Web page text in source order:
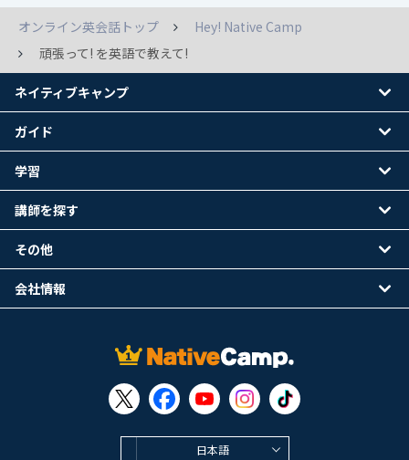
オンライン英会話トップ
Hey! Native Camp
頑張って! を英語で教えて!
日本語
ネイティブキャンプ
ガイド
学習
講師を探す
その他
会社情報